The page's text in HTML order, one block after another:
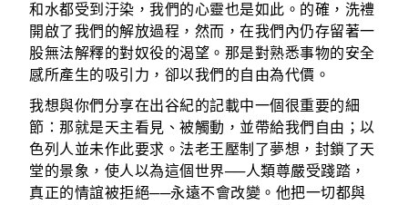
和水都受到汙染，我們的心靈也是如此。的確，洗禮
開啟了我們的解放過程，然而，在我們內仍存留著一
股無法解釋的對奴役的渴望。那是對熟悉事物的安全
感所產生的吸引力，卻以我們的自由為代價。
我想與你們分享在出谷紀的記載中一個很重要的細
節：那就是天主看見、被觸動，並帶給我們自由；以
色列人並未作此要求。法老王壓制了夢想，封鎖了天
堂的景象，使人以為這個世界──人類尊嚴受踐踏，
真正的情誼被拒絕──永遠不會改變。他把一切都與